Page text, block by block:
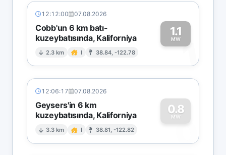
12:12:00 07.08.2026
Cobb'un 6 km batı-
kuzeybatısında, Kaliforniya
2.3 km I 38.84, -122.78
1.1
MW1
12:06:17 07.08.2026
Geysers'in 6 km
kuzeybatısında, Kaliforniya
3.3 km I 38.81, -122.82
0.8
MW
0